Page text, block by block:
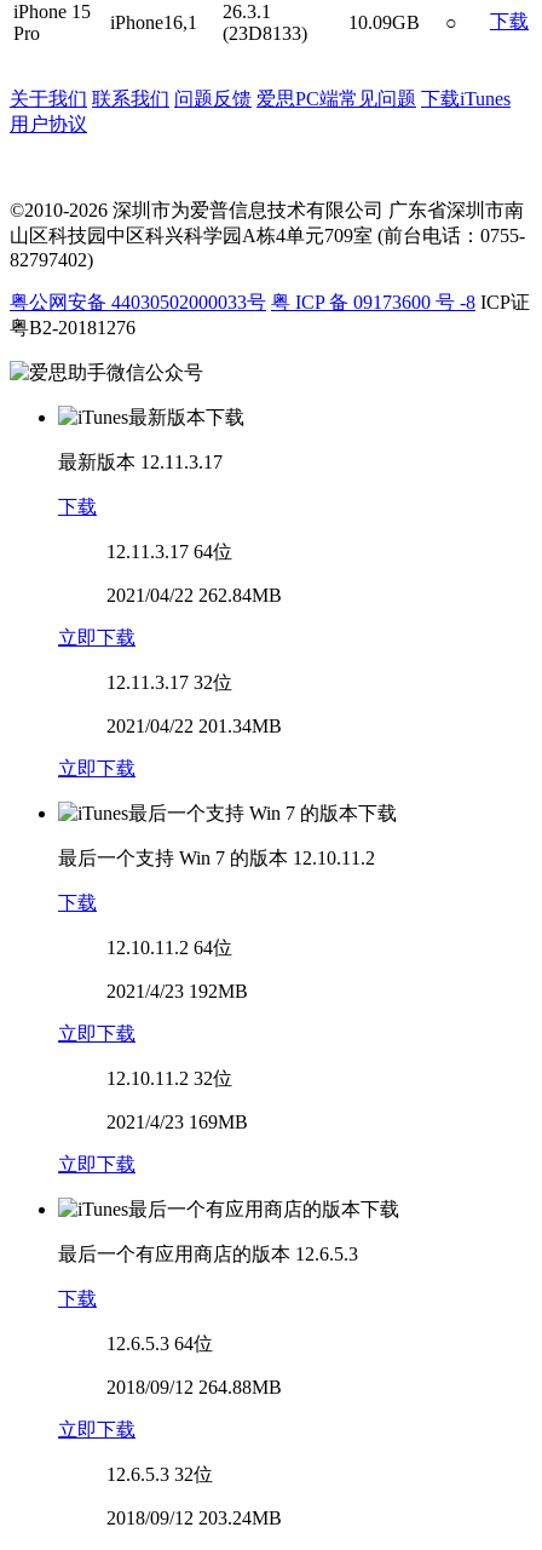
iPhone 15
Pro
iPhone16,1
26.3.1
(23D8133)
10.09GB ○ 下载
关于我们 联系我们 问题反馈 爱思PC端常见问题 下载iTunes
用户协议
©2010-2026 深圳市为爱普信息技术有限公司 广东省深圳市南
山区科技园中区科兴科学园A栋4单元709室 (前台电话：0755-
82797402)
粤公网安备 44030502000033号 粤 ICP 备 09173600 号 -8 ICP证
粤B2-20181276
最新版本 12.11.3.17
下载
12.11.3.17 64位
2021/04/22 262.84MB
立即下载
12.11.3.17 32位
2021/04/22 201.34MB
立即下载
最后一个支持 Win 7 的版本 12.10.11.2
下载
12.10.11.2 64位
2021/4/23 192MB
立即下载
12.10.11.2 32位
2021/4/23 169MB
立即下载
最后一个有应用商店的版本 12.6.5.3
下载
12.6.5.3 64位
2018/09/12 264.88MB
立即下载
12.6.5.3 32位
2018/09/12 203.24MB